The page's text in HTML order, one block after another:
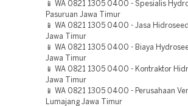
📱 WA 0821 1305 0400 - Spesialis
Pasuruan Jawa Timur
📱 WA 0821 1305 0400 - Jasa
Jawa Timur
📱 WA 0821 1305 0400 - Biaya
Jawa Timur
📱 WA 0821 1305 0400 - Kontraktor
Jawa Timur
📱 WA 0821 1305 0400 - Perusahaan
Lumajang Jawa Timur